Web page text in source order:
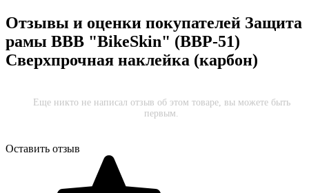
Отзывы и оценки покупателей Защита
рамы BBB "BikeSkin" (BBP-51)
Сверхпрочная наклейка (карбон)
Еще никто не написал отзыв об этом товаре, вы можете быть
первым.
Оставить отзыв